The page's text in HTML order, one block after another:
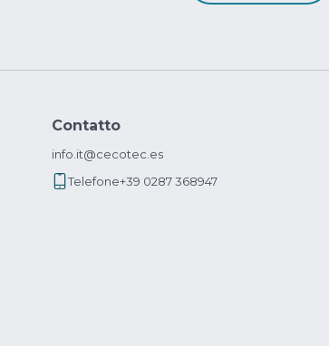
Contatto
info.it@cecotec.es
Telefone+39 0287 368947